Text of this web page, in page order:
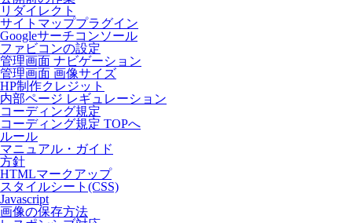
リダイレクト
サイトマッププラグイン
Googleサーチコンソール
ファビコンの設定
管理画面 ナビゲーション
管理画面 画像サイズ
HP制作クレジット
内部ページ レギュレーション
コーディング規定
コーディング規定 TOPへ
ルール
マニュアル・ガイド
方針
HTMLマークアップ
スタイルシート(CSS)
Javascript
画像の保存方法